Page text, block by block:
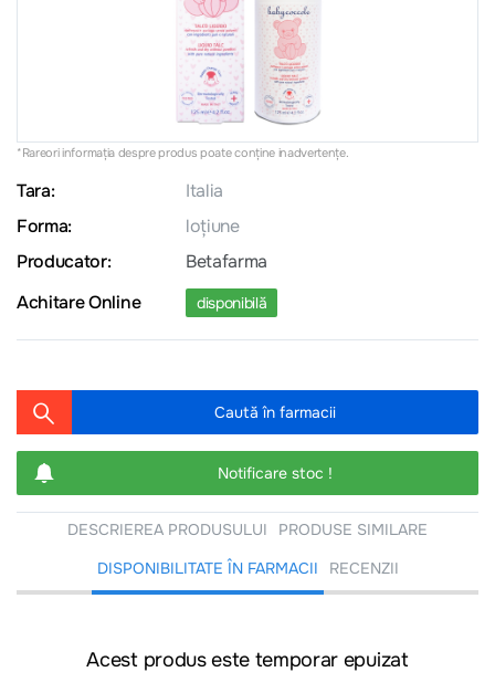
*Rareori informația despre produs poate conţine inadvertenţe.
Tara:
Italia
Forma:
loțiune
Producator:
Betafarma
Achitare Online
disponibilă
Caută în farmacii
Notificare stoc !
DESCRIEREA PRODUSULUI
PRODUSE SIMILARE
DISPONIBILITATE ÎN FARMACII
RECENZII
Acest produs este temporar epuizat